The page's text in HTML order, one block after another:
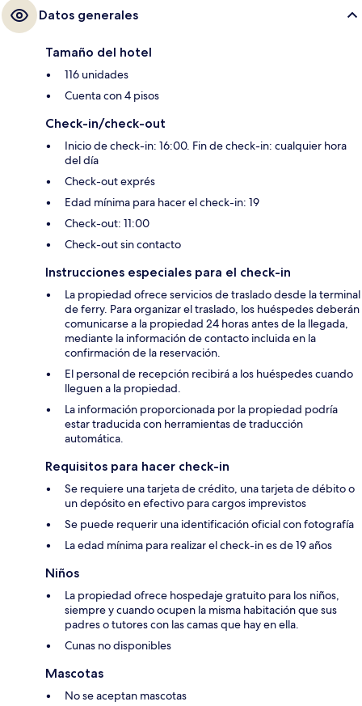
Datos generales
Tamaño del hotel
116 unidades
Cuenta con 4 pisos
Check-in/check-out
Inicio de check-in: 16:00. Fin de check-in: cualquier hora
del día
Check-out exprés
Edad mínima para hacer el check-in: 19
Check-out: 11:00
Check-out sin contacto
Instrucciones especiales para el check-in
La propiedad ofrece servicios de traslado desde la terminal
de ferry. Para organizar el traslado, los huéspedes deberán
comunicarse a la propiedad 24 horas antes de la llegada,
mediante la información de contacto incluida en la
confirmación de la reservación.
El personal de recepción recibirá a los huéspedes cuando
lleguen a la propiedad.
La información proporcionada por la propiedad podría
estar traducida con herramientas de traducción
automática.
Requisitos para hacer check-in
Se requiere una tarjeta de crédito, una tarjeta de débito o
un depósito en efectivo para cargos imprevistos
Se puede requerir una identificación oficial con fotografía
La edad mínima para realizar el check-in es de 19 años
Niños
La propiedad ofrece hospedaje gratuito para los niños,
siempre y cuando ocupen la misma habitación que sus
padres o tutores con las camas que hay en ella.
Cunas no disponibles
Mascotas
No se aceptan mascotas